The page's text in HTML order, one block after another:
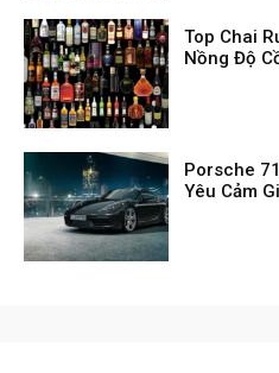
Top Chai
Nồng Độ
Porsche
Yêu Cảm